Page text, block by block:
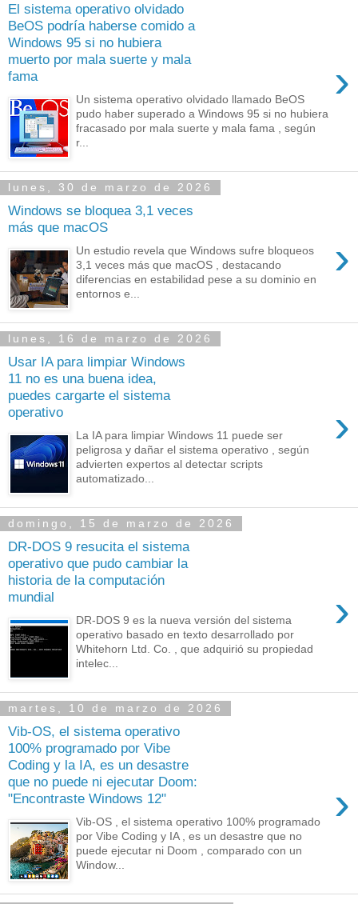
El sistema operativo olvidado
BeOS podría haberse comido a
Windows 95 si no hubiera
muerto por mala suerte y mala
fama
›
Un sistema operativo olvidado llamado BeOS
pudo haber superado a Windows 95 si no hubiera
fracasado por mala suerte y mala fama , según
r...
lunes, 30 de marzo de 2026
Windows se bloquea 3,1 veces
más que macOS
›
Un estudio revela que Windows sufre bloqueos
3,1 veces más que macOS , destacando
diferencias en estabilidad pese a su dominio en
entornos e...
lunes, 16 de marzo de 2026
Usar IA para limpiar Windows
11 no es una buena idea,
puedes cargarte el sistema
operativo
›
La IA para limpiar Windows 11 puede ser
peligrosa y dañar el sistema operativo , según
advierten expertos al detectar scripts
automatizado...
domingo, 15 de marzo de 2026
DR-DOS 9 resucita el sistema
operativo que pudo cambiar la
historia de la computación
mundial
›
DR-DOS 9 es la nueva versión del sistema
operativo basado en texto desarrollado por
Whitehorn Ltd. Co. , que adquirió su propiedad
intelec...
martes, 10 de marzo de 2026
Vib-OS, el sistema operativo
100% programado por Vibe
Coding y la IA, es un desastre
que no puede ni ejecutar Doom:
"Encontraste Windows 12"
›
Vib-OS , el sistema operativo 100% programado
por Vibe Coding y IA , es un desastre que no
puede ejecutar ni Doom , comparado con un
Window...